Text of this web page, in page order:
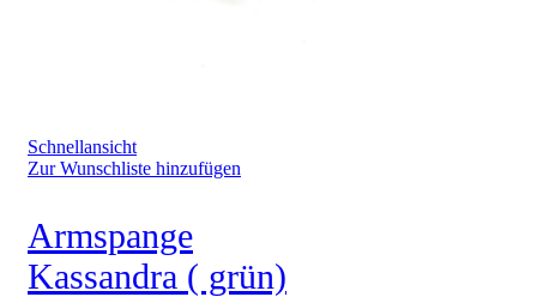
Schnellansicht
Zur Wunschliste hinzufügen
Armspange
Kassandra ( grün)